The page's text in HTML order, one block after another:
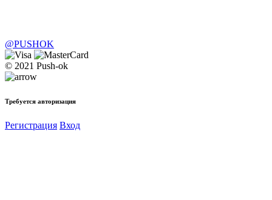
@PUSHOK
© 2021 Push-ok
Требуется авторизация
Регистрация Вход